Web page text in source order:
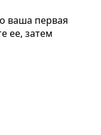
ваша первая
ее, затем